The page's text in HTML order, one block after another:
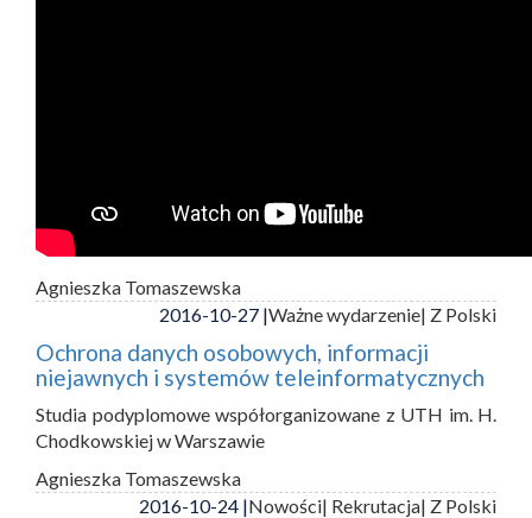
Agnieszka Tomaszewska
2016-10-27 |Ważne wydarzenie| Z Polski
Ochrona danych osobowych, informacji
niejawnych i systemów teleinformatycznych
Studia podyplomowe współorganizowane z UTH im. H.
Chodkowskiej w Warszawie
Agnieszka Tomaszewska
2016-10-24 |Nowości| Rekrutacja| Z Polski